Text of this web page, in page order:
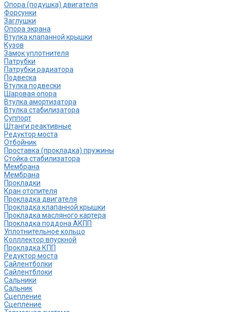
Опора (подушка) двигателя
Форсунки
Заглушки
Опора экрана
Втулка клапанной крышки
Кузов
Замок уплотнителя
Патрубки
Патрубки радиатора
Подвеска
Втулка подвески
Шаровая опора
Втулка амортизатора
Втулка стабилизатора
Cуппорт
Штанги реактивные
Редуктор моста
Отбойник
Проставка (прокладка) пружины
Стойка стабилизатора
Мембрана
Мембрана
Прокладки
Кран отопителя
Прокладка двигателя
Прокладка клапанной крышки
Прокладка масляного картера
Прокладка поддона АКПП
Уплотнительное кольцо
Колллектор впускной
Прокладка КПП
Редуктор моста
Сайлентболки
Сайлентблоки
Сальники
Сальник
Сцепление
Сцепление